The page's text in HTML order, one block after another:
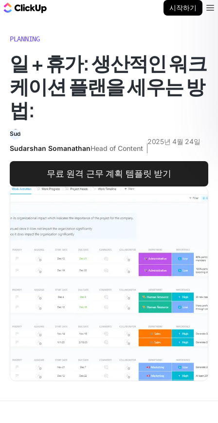
시작하기
PLANNING
일 + 휴가: 생산적인 워크
케이션 플랜을 세우는 방
법:
Sudarshan SomanathanHead of Content
2025년 4월 24일
무료 원격 근무 계획 템플릿 받기